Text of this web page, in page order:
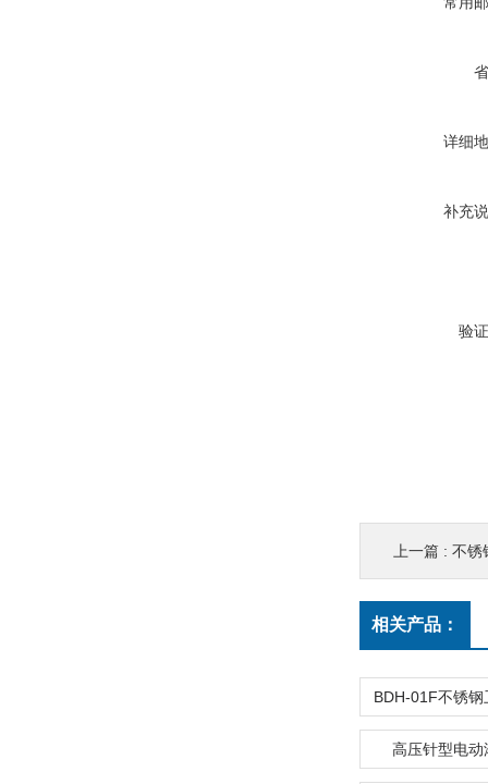
详细
补充
验
上一篇 : 不锈
相关产品：
高压针型电动